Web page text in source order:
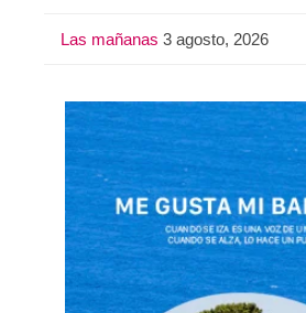
Las mañanas 3 agosto, 2026